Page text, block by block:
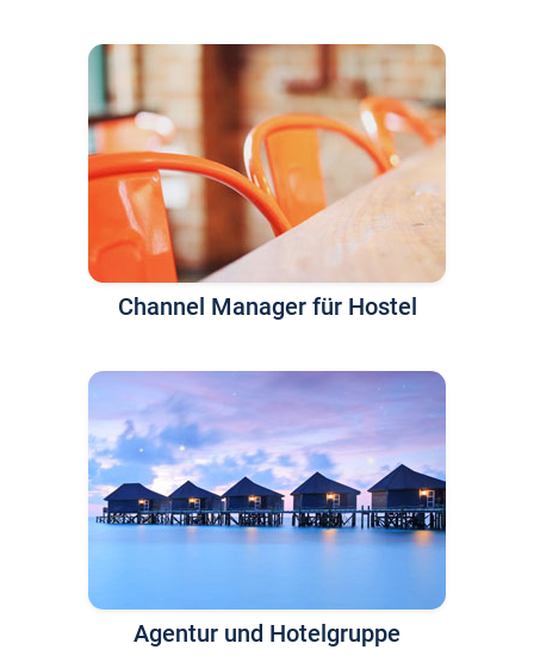
Channel Manager für Hostel
Agentur und Hotelgruppe